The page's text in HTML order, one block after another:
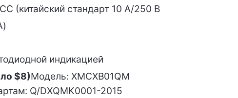
(китайский стандарт 10 А/250 В
индикацией
$8)Модель: XMCXB01QM
Q/DXQMK0001-2015